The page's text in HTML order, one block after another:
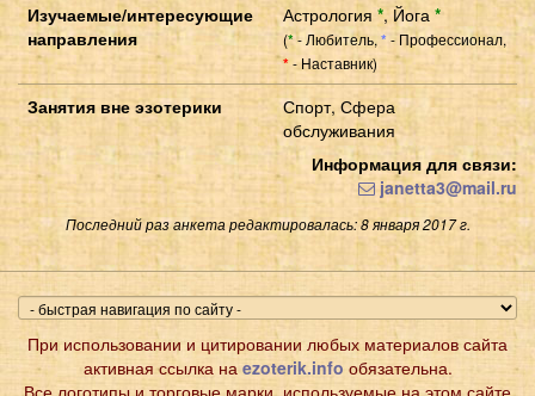
Изучаемые/интересующие
направления
Астрология *,Йога *
(*- Любитель, * - Профессионал,
*- Наставник)
Занятия вне эзотерики
Спорт, Сфера
обслуживания
Информация для связи:
janetta3@mail.ru
Последний раз анкета редактировалась: 8 января 2017 г.
При использовании и цитировании любых материалов сайта
активная ссылка на ezoterik.info обязательна.
Все логотипы и торговые марки, используемые на этом сайте